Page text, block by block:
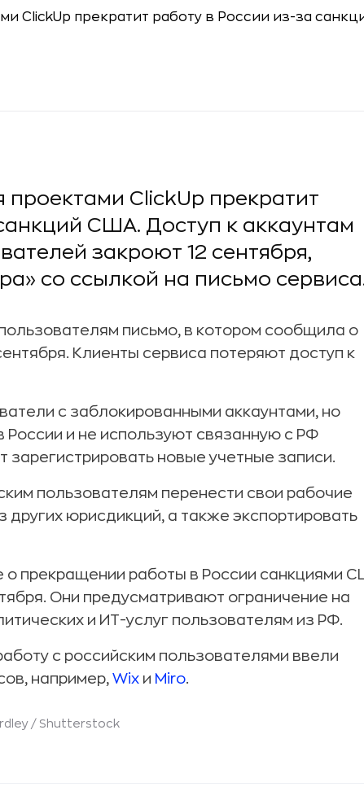
ClickUp прекратит
США. Доступ к аккаунтам
закроют 12 сентября,
со ссылкой на письмо
письмо, в котором сообщила о
Клиенты сервиса потеряют доступ к
с заблокированными аккаунтами, но
и не используют связанную с РФ
новые учетные записи.
пользователям перенести свои рабочие
других юрисдикций, а также экспортировать
о прекращении работы в России санкциями
Они предусматривают ограничение на
и ИТ-услуг пользователям из РФ.
с российским пользователями ввели
например, Wix и Miro.
/ Shutterstock